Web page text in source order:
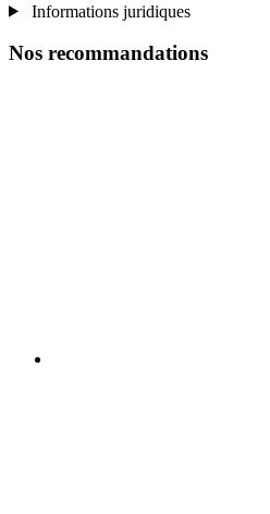
Informations juridiques
Nos recommandations